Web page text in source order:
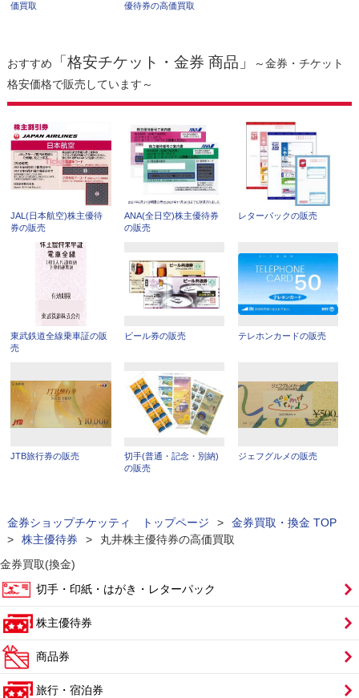
価買取 優待券の高価買取
おすすめ 「格安チケット・金券 商品」
～金券・チケット
格安価格で販売しています～
JAL(日本航空)株主優待
券の販売
ANA(全日空)株主優待券
の販売
レターパックの販売
東武鉄道全線乗車証の販
売
ビール券の販売 テレホンカードの販売
JTB旅行券の販売
切手(普通・記念・別納)
の販売
ジェフグルメの販売
金券ショップチケッティ トップページ >
金券買取・換金 TOP
>
株主優待券 >
丸井株主優待券の高価買取
金券買取(換金)
切手・印紙・はがき・レターパック
株主優待券
商品券
旅行・宿泊券